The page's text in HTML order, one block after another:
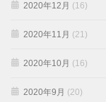
2020年12月 (16)
2020年11月 (21)
2020年10月 (16)
2020年9月 (20)